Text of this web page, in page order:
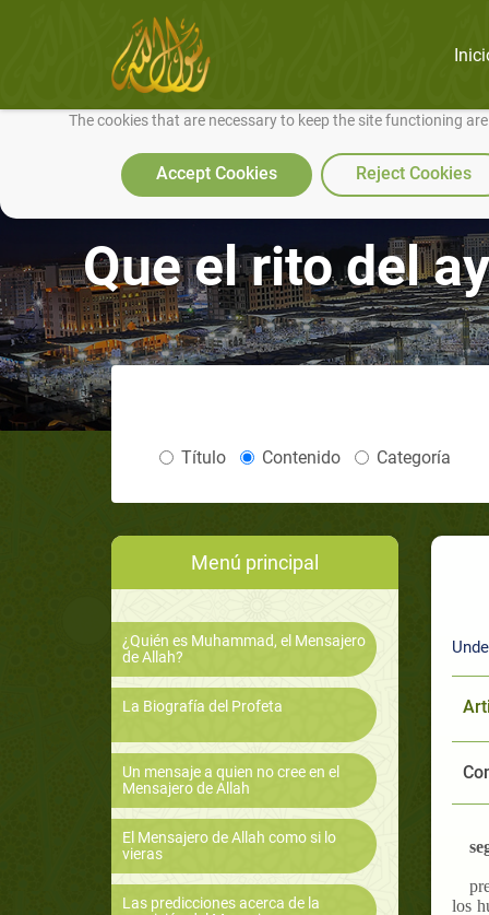
We use cookies to make our site work well for you and so we can
The cookies that are necessary to keep the site functioning
Accept Cookies Reject Cookies
Que el rito del
Título Contenido Categoría
Menú principal
¿Quién es Muhammad, el Mensajero
de Allah?
La Biografía del Profeta
Un mensaje a quien no cree en el
Mensajero de Allah
El Mensajero de Allah como si lo
vieras
Las predicciones acerca de la
los